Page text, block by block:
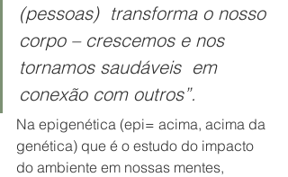
(pessoas)  transforma o nosso
corpo – crescemos e nos
tornamos saudáveis  em
conexão com outros”.
Na epigenética (epi= acima, acima da
genética) que é o estudo do impacto
do ambiente em nossas mentes,